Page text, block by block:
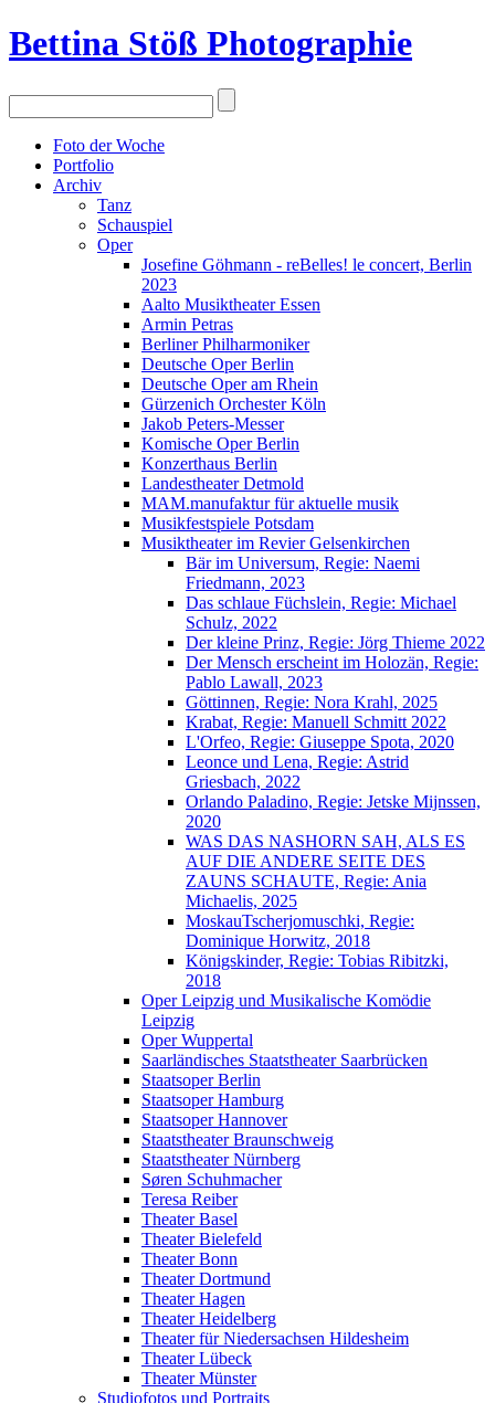
Bettina Stöß Photographie
Foto der Woche
Portfolio
Archiv
Tanz
Schauspiel
Oper
Josefine Göhmann - reBelles! le concert, Berlin
2023
Aalto Musiktheater Essen
Armin Petras
Berliner Philharmoniker
Deutsche Oper Berlin
Deutsche Oper am Rhein
Gürzenich Orchester Köln
Jakob Peters-Messer
Komische Oper Berlin
Konzerthaus Berlin
Landestheater Detmold
MAM.manufaktur für aktuelle musik
Musikfestspiele Potsdam
Musiktheater im Revier Gelsenkirchen
Bär im Universum, Regie: Naemi
Friedmann, 2023
Das schlaue Füchslein, Regie: Michael
Schulz, 2022
Der kleine Prinz, Regie: Jörg Thieme 2022
Der Mensch erscheint im Holozän, Regie:
Pablo Lawall, 2023
Göttinnen, Regie: Nora Krahl, 2025
Krabat, Regie: Manuell Schmitt 2022
L'Orfeo, Regie: Giuseppe Spota, 2020
Leonce und Lena, Regie: Astrid
Griesbach, 2022
Orlando Paladino, Regie: Jetske Mijnssen,
2020
WAS DAS NASHORN SAH, ALS ES
AUF DIE ANDERE SEITE DES
ZAUNS SCHAUTE, Regie: Ania
Michaelis, 2025
MoskauTscherjomuschki, Regie:
Dominique Horwitz, 2018
Königskinder, Regie: Tobias Ribitzki,
2018
Oper Leipzig und Musikalische Komödie
Leipzig
Oper Wuppertal
Saarländisches Staatstheater Saarbrücken
Staatsoper Berlin
Staatsoper Hamburg
Staatsoper Hannover
Staatstheater Braunschweig
Staatstheater Nürnberg
Søren Schuhmacher
Teresa Reiber
Theater Basel
Theater Bielefeld
Theater Bonn
Theater Dortmund
Theater Hagen
Theater Heidelberg
Theater für Niedersachsen Hildesheim
Theater Lübeck
Theater Münster
Studiofotos und Portraits